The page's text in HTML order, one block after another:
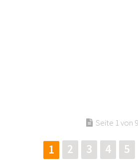
Seite 1 von 9
1 2 3 4 5